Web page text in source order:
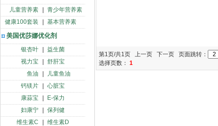
儿童营养素
青少年营养素
健康100套装
基本营养素
美国优莎娜优化剂
银杏叶
益生菌
视力宝
舒肝宝
鱼油
儿童鱼油
钙镁片
心脏宝
康蒜宝
E-保力
妇康宁
保列健
维生素C
维生素D
第1页/共1页 上一页 下一页 页面跳转：
选择页数： 1